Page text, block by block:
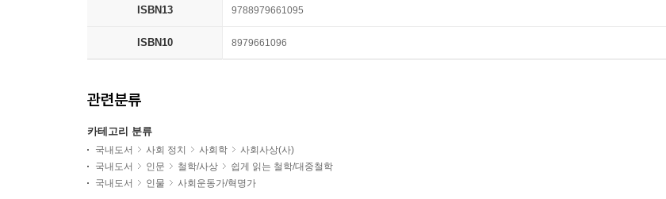
ISBN13 9788979661095
ISBN10 8979661096
관련분류
카테고리 분류
국내도서 사회 정치 사회학
사회사상(사)
국내도서
인문 철학/사상
쉽게 읽는 철학/대중철학
국내도서
인물 사회운동가/혁명가